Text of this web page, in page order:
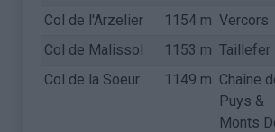
Col de l'Arzelier
1154 m Vercors
Col de Malissol
1153 m Taillefer
Col de la Soeur
1149 m Chaîne
Puys &
Monts